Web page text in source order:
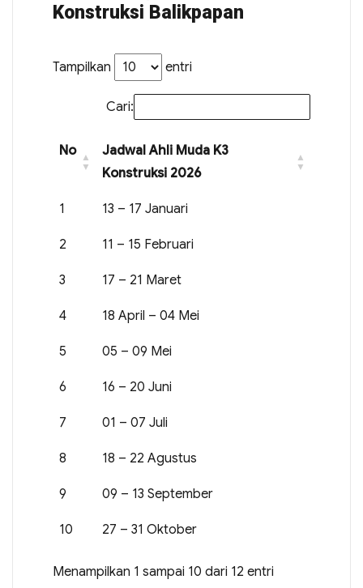
Konstruksi Balikpapan
Tampilkan entri
Cari:
No
Jadwal Ahli Muda K3
Konstruksi 2026
1 13 – 17 Januari
2 11 – 15 Februari
3 17 – 21 Maret
4 18 April – 04 Mei
5 05 – 09 Mei
6 16 – 20 Juni
7 01 – 07 Juli
8 18 – 22 Agustus
9 09 – 13 September
10 27 – 31 Oktober
Menampilkan 1 sampai 10 dari 12 entri